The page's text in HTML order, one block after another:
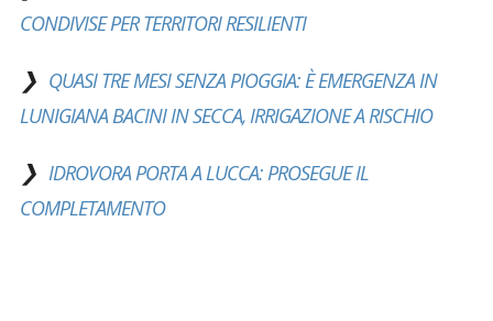
CONDIVISE PER TERRITORI RESILIENTI
QUASI TRE MESI SENZA PIOGGIA: È EMERGENZA IN
LUNIGIANA BACINI IN SECCA, IRRIGAZIONE A RISCHIO
IDROVORA PORTA A LUCCA: PROSEGUE IL
COMPLETAMENTO